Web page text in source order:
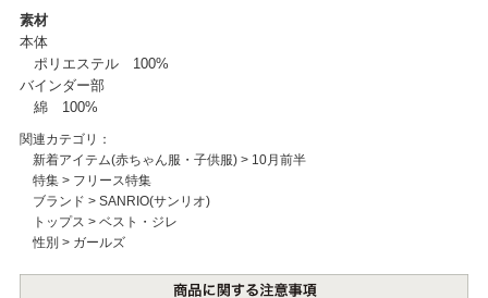
素材
本体
ポリエステル 100%
バインダー部
綿 100%
関連カテゴリ：
新着アイテム(赤ちゃん服・子供服)> 10月前半
特集> フリース特集
ブランド > SANRIO(サンリオ)
トップス > ベスト・ジレ
性別 > ガールズ